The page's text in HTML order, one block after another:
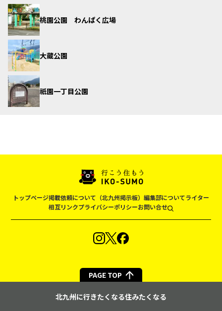
桃園公園 わんぱく広場
大蔵公園
祇園一丁目公園
トップページ掲載依頼について（北九州掲示板） 編集部についてライター
相互リンクプライバシーポリシーお問い合せ
PAGE TOP
北九州に行きたくなる住みたくなる